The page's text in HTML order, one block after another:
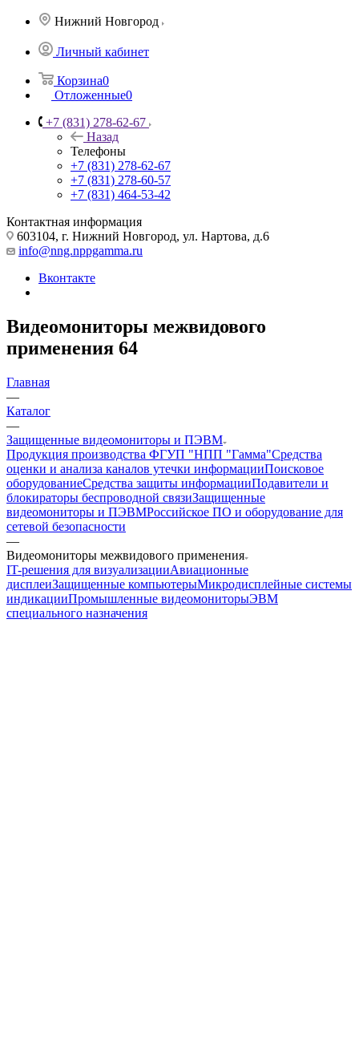
Нижний Новгород
Личный кабинет
Корзина0
Отложенные0
+7 (831) 278-62-67
Назад
Телефоны
+7 (831) 278-62-67
+7 (831) 278-60-57
+7 (831) 464-53-42
Контактная информация
603104, г. Нижний Новгород, ул. Нартова, д.6
info@nng.nppgamma.ru
Вконтакте
Видеомониторы межвидового
применения 64
Главная
—
Каталог
—
Защищенные видеомониторы и ПЭВМ
Продукция производства ФГУП "НПП "Гамма"Средства
оценки и анализа каналов утечки информацииПоисковое
оборудованиеСредства защиты информацииПодавители и
блокираторы беспроводной связиЗащищенные
видеомониторы и ПЭВМРоссийское ПО и оборудование для
сетевой безопасности
—
Видеомониторы межвидового применения
IT-решения для визуализацииАвиационные
дисплеиЗащищенные компьютерыМикродисплейные системы
индикацииПромышленные видеомониторыЭВМ
специального назначения